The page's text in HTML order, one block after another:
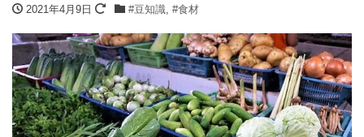
2021年4月9日 #豆知識, #食材